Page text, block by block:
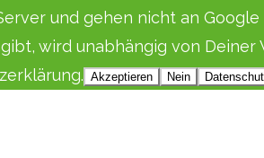
und gehen nicht an
wird unabhängig von
Akzeptieren Nein